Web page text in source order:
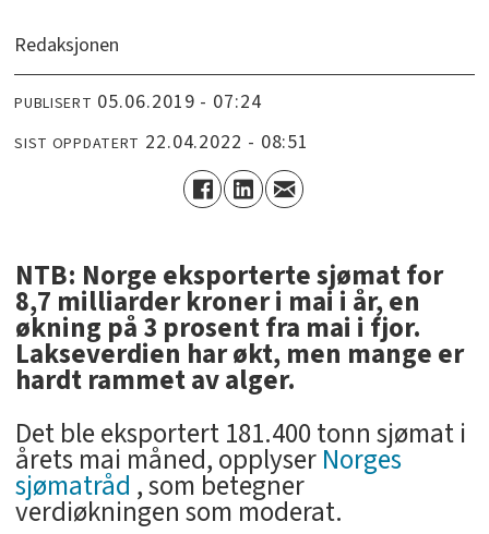
Redaksjonen
PUBLISERT 05.06.2019 - 07:24
SIST OPPDATERT 22.04.2022 - 08:51
NTB: Norge eksporterte sjømat for
8,7 milliarder kroner i mai i år, en
økning på 3 prosent fra mai i fjor.
Lakseverdien har økt, men mange er
hardt rammet av alger.
Det ble eksportert 181.400 tonn sjømat i
årets mai måned, opplyserNorges
sjømatråd , som betegner
verdiøkningen som moderat.